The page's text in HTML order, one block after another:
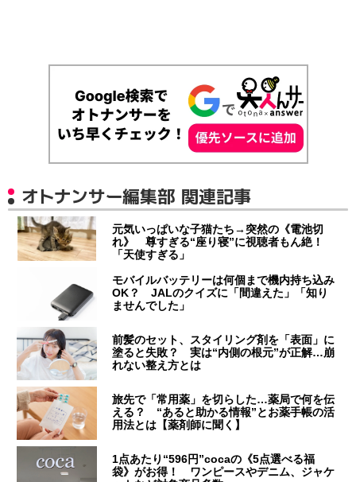
オトナンサー編集部 関連記事
元気いっぱいな子猫たち→突然の《電池切
れ》 尊すぎる“座り寝”に視聴者もん絶！
「天使すぎる」
モバイルバッテリーは何個まで機内持ち込み
OK？ JALのクイズに「間違えた」「知り
ませんでした」
前髪のセット、スタイリング剤を「表面」に
塗ると失敗？ 実は“内側の根元”が正解…崩
れない整え方とは
旅先で「常用薬」を切らした…薬局で何を伝
える？ “あると助かる情報”とお薬手帳の活
用法とは【薬剤師に聞く】
1点あたり“596円”cocaの《5点選べる福
袋》がお得！ ワンピースやデニム、ジャケ